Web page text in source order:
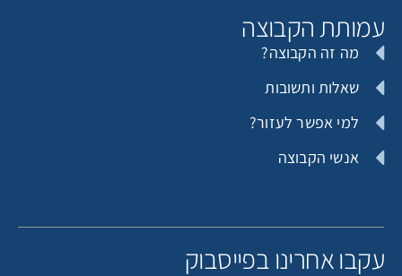
הקבוצה
מה זה הקבוצה?
שאלות ותשובות
למי אפשר לעזור?
אנשי הקבוצה
אחרינו בפייסבוק